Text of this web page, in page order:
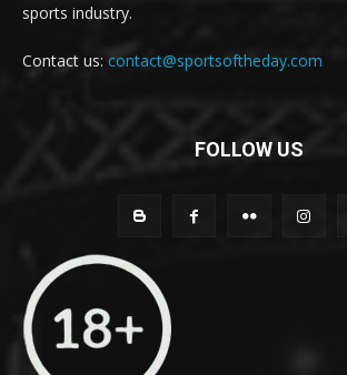
sports industry.
Contact us: contact@sportsoftheday.com
FOLLOW US